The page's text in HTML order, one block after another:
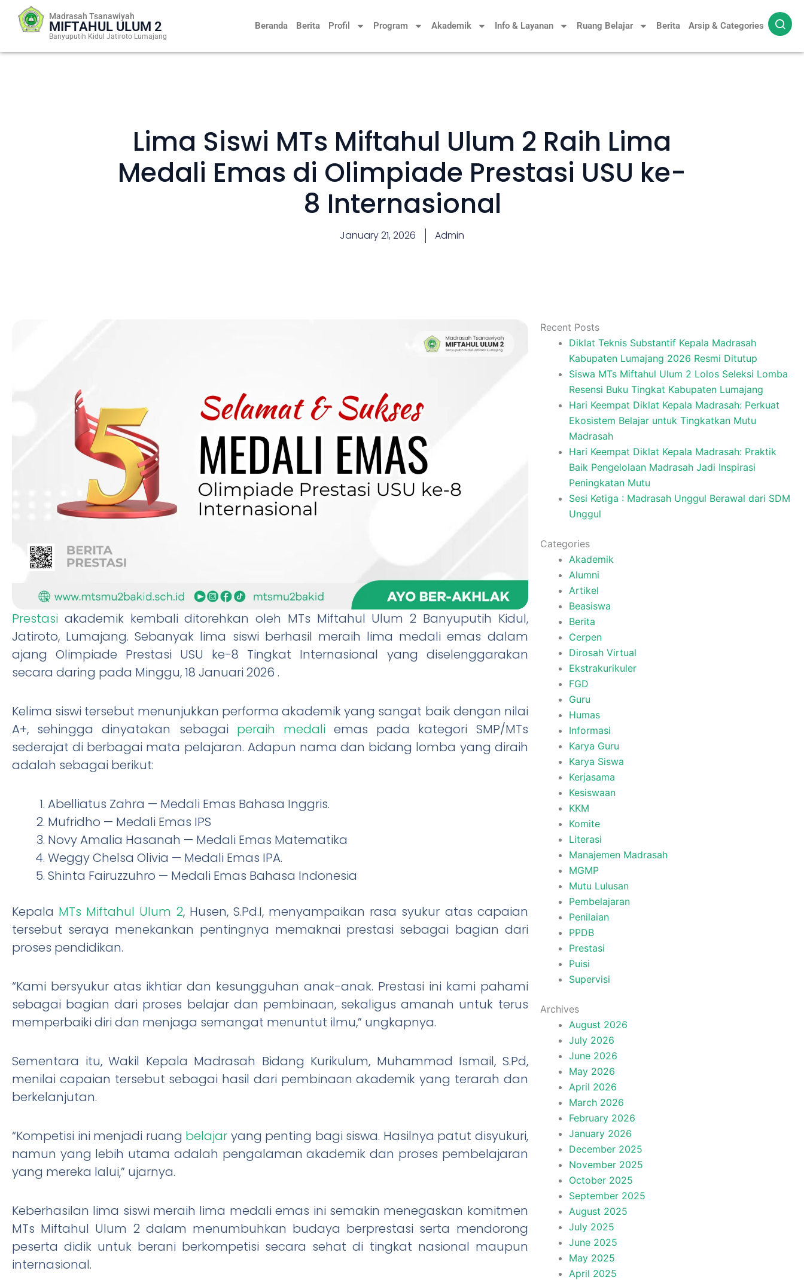
Beranda Berita Profil Program Akademik Info & Layanan Ruang Belajar Berita Arsip & Categories
Madrasah Tsanawiyah
MIFTAHUL ULUM 2
Banyuputih Kidul Jatiroto Lumajang
Lima Siswi MTs Miftahul Ulum 2 Raih Lima
Medali Emas di Olimpiade Prestasi USU ke-
8 Internasional
January 21, 2026 Admin
Prestasi akademik kembali ditorehkan oleh MTs Miftahul Ulum 2 Banyuputih Kidul,
Jatiroto, Lumajang. Sebanyak lima siswi berhasil meraih lima medali emas dalam
ajang Olimpiade Prestasi USU ke-8 Tingkat Internasional yang diselenggarakan
secara daring pada Minggu, 18 Januari 2026 .
Kelima siswi tersebut menunjukkan performa akademik yang sangat baik dengan nilai
A+, sehingga dinyatakan sebagai peraih medaliemas pada kategori SMP/MTs
sederajat di berbagai mata pelajaran. Adapun nama dan bidang lomba yang diraih
adalah sebagai berikut:
Abelliatus Zahra — Medali Emas Bahasa Inggris.
Mufridho — Medali Emas IPS
Novy Amalia Hasanah — Medali Emas Matematika
Weggy Chelsa Olivia — Medali Emas IPA.
Shinta Fairuzzuhro — Medali Emas Bahasa Indonesia
Kepala MTs Miftahul Ulum 2, Husen, S.Pd.I, menyampaikan rasa syukur atas capaian
tersebut seraya menekankan pentingnya memaknai prestasi sebagai bagian dari
proses pendidikan.
“Kami bersyukur atas ikhtiar dan kesungguhan anak-anak. Prestasi ini kami pahami
sebagai bagian dari proses belajar dan pembinaan, sekaligus amanah untuk terus
memperbaiki diri dan menjaga semangat menuntut ilmu,” ungkapnya.
Sementara itu, Wakil Kepala Madrasah Bidang Kurikulum, Muhammad Ismail, S.Pd,
menilai capaian tersebut sebagai hasil dari pembinaan akademik yang terarah dan
berkelanjutan.
“Kompetisi ini menjadi ruang belajar yang penting bagi siswa. Hasilnya patut disyukuri,
namun yang lebih utama adalah pengalaman akademik dan proses pembelajaran
yang mereka lalui,” ujarnya.
Keberhasilan lima siswi meraih lima medali emas ini semakin menegaskan komitmen
MTs Miftahul Ulum 2 dalam menumbuhkan budaya berprestasi serta mendorong
peserta didik untuk berani berkompetisi secara sehat di tingkat nasional maupun
internasional.
Recent Posts
Diklat Teknis Substantif Kepala Madrasah
Kabupaten Lumajang 2026 Resmi Ditutup
Siswa MTs Miftahul Ulum 2 Lolos Seleksi Lomba
Resensi Buku Tingkat Kabupaten Lumajang
Hari Keempat Diklat Kepala Madrasah: Perkuat
Ekosistem Belajar untuk Tingkatkan Mutu
Madrasah
Hari Keempat Diklat Kepala Madrasah: Praktik
Baik Pengelolaan Madrasah Jadi Inspirasi
Peningkatan Mutu
Sesi Ketiga : Madrasah Unggul Berawal dari SDM
Unggul
Categories
Akademik
Alumni
Artikel
Beasiswa
Berita
Cerpen
Dirosah Virtual
Ekstrakurikuler
FGD
Guru
Humas
Informasi
Karya Guru
Karya Siswa
Kerjasama
Kesiswaan
KKM
Komite
Literasi
Manajemen Madrasah
MGMP
Mutu Lulusan
Pembelajaran
Penilaian
PPDB
Prestasi
Puisi
Supervisi
Archives
August 2026
July 2026
June 2026
May 2026
April 2026
March 2026
February 2026
January 2026
December 2025
November 2025
October 2025
September 2025
August 2025
July 2025
June 2025
May 2025
April 2025